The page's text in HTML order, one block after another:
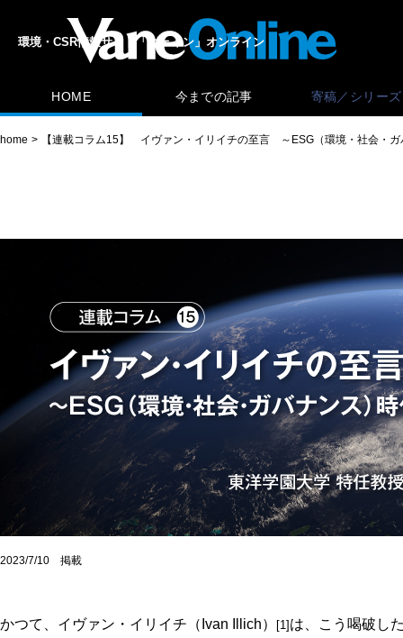
環境・CSR情報サイト「ヴェイン」オンライン
HOME 今までの記事 寄稿／シリーズ
home 【連載コラム15】 イヴァン・イリイチの至言 ～ESG（環境・社会・
2023/7/10 掲載
かつて、イヴァン・イリイチ（Ivan Illich） [1]は、こう喝破し